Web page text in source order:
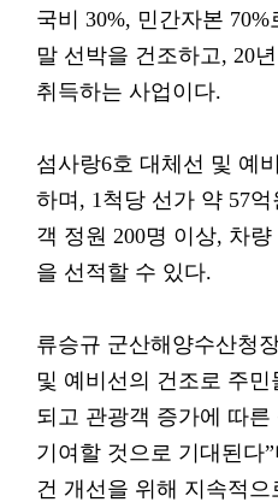
국비 30%, 민간자본
말 선박을 건조하고, 20
취득하는 사업이다.
섬사랑6호 대체선 및 예
하며, 1척당 선가 약 57
객 정원 200명 이상, 차
을 선적할 수 있다.
류승규 군산해양수산청
및 예비선의 건조로 주
되고 관광객 증가에 따른
기여할 것으로 기대된다
건 개선을 위해 지속적으